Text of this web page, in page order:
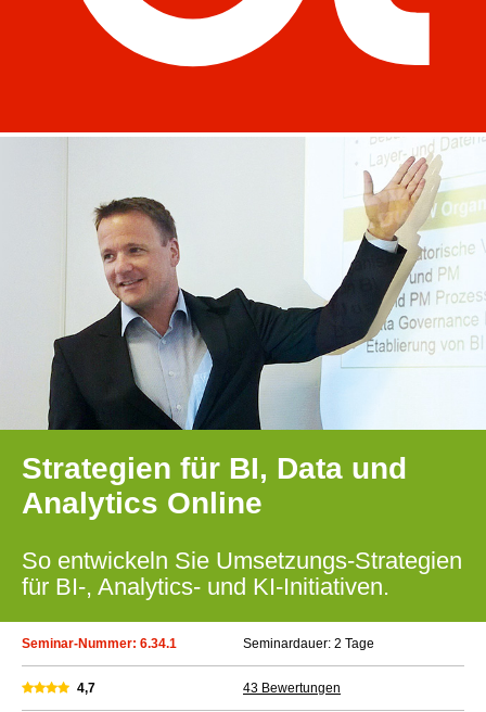
Strategien für BI, Data und
Analytics Online
So entwickeln Sie Umsetzungs-Strategien
für BI-, Analytics- und KI-Initiativen.
Seminar-Nummer: 6.34.1 Seminardauer: 2 Tage
4,7 43 Bewertungen